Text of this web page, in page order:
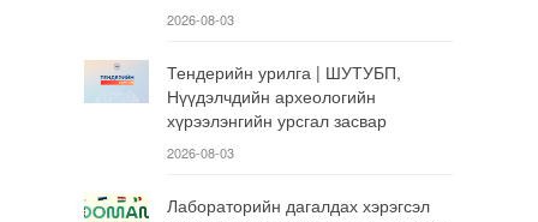
2026-08-03
Тендерийн урилга | ШУТУБП,
Нүүдэлчдийн археологийн
хүрээлэнгийн урсгал засвар
2026-08-03
Лабораторийн дагалдах хэрэгсэл